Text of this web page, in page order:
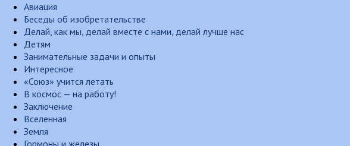
Авиация
Беседы об изобретательстве
Делай, как мы, делай вместе с нами, делай лучше нас
Детям
Занимательные задачи и опыты
Интересное
«Союз» учится летать
В космос — на работу!
Заключение
Вселенная
Земля
Гормоны и железы